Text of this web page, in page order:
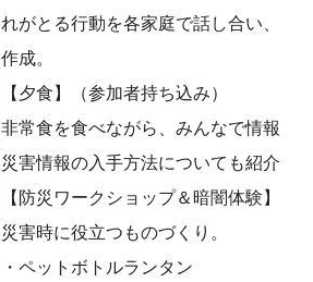
れがとる行動を各家庭で話し合い、マ
作成。
【夕食】（参加者持ち込み）
非常食を食べながら、みんなで情報交
災害情報の入手方法についても紹介。
【防災ワークショップ＆暗闇体験】
災害時に役立つものづくり。
・ペットボトルランタン